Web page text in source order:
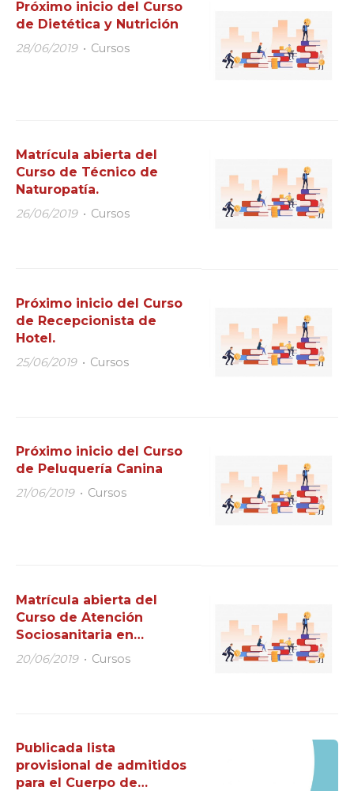
Próximo inicio del Curso
de Dietética y Nutrición
28/06/2019 Cursos
Matrícula abierta del
Curso de Técnico de
Naturopatía.
26/06/2019 Cursos
Próximo inicio del Curso
de Recepcionista de
Hotel.
25/06/2019 Cursos
Próximo inicio del Curso
de Peluquería Canina
21/06/2019 Cursos
Matrícula abierta del
Curso de Atención
Sociosanitaria en
Instituciones
20/06/2019 Cursos
Publicada lista
provisional de admitidos
para el Cuerpo de